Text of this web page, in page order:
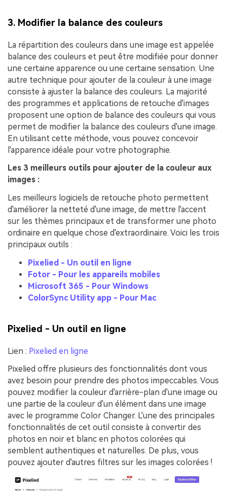
3. Modifier la balance des couleurs
La répartition des couleurs dans une image est appelée
balance des couleurs et peut être modifiée pour donner
une certaine apparence ou une certaine sensation. Une
autre technique pour ajouter de la couleur à une image
consiste à ajuster la balance des couleurs. La majorité
des programmes et applications de retouche d'images
proposent une option de balance des couleurs qui vous
permet de modifier la balance des couleurs d'une image.
En utilisant cette méthode, vous pouvez concevoir
l'apparence idéale pour votre photographie.
Les 3 meilleurs outils pour ajouter de la couleur aux
images :
Les meilleurs logiciels de retouche photo permettent
d'améliorer la netteté d'une image, de mettre l'accent
sur les thèmes principaux et de transformer une photo
ordinaire en quelque chose d'extraordinaire. Voici les trois
principaux outils :
Pixelied - Un outil en ligne
Fotor - Pour les appareils mobiles
Microsoft 365 - Pour Windows
ColorSync Utility app - Pour Mac
Pixelied - Un outil en ligne
Lien : Pixelied en ligne
Pixelied offre plusieurs des fonctionnalités dont vous
avez besoin pour prendre des photos impeccables. Vous
pouvez modifier la couleur d'arrière-plan d'une image ou
une partie de la couleur d'un élément dans une image
avec le programme Color Changer. L'une des principales
fonctionnalités de cet outil consiste à convertir des
photos en noir et blanc en photos colorées qui
semblent authentiques et naturelles. De plus, vous
pouvez ajouter d'autres filtres sur les images colorées !